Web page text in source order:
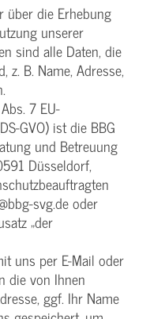
über die Erhebung
unserer
sind alle Daten, die
z. B. Name, Adresse,
7 EU-
GVO) ist die BBG
und Betreuung
Düsseldorf,
svg.de oder
„der
uns per E-Mail oder
die von Ihnen
ggf. Ihr Name